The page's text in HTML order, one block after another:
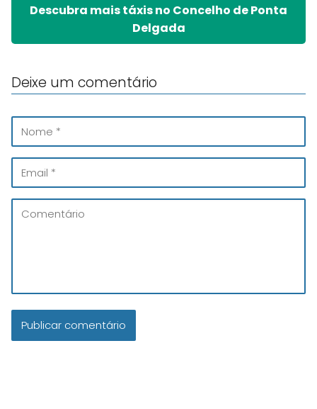
Descubra mais táxis no Concelho de Ponta
Delgada
Deixe um comentário